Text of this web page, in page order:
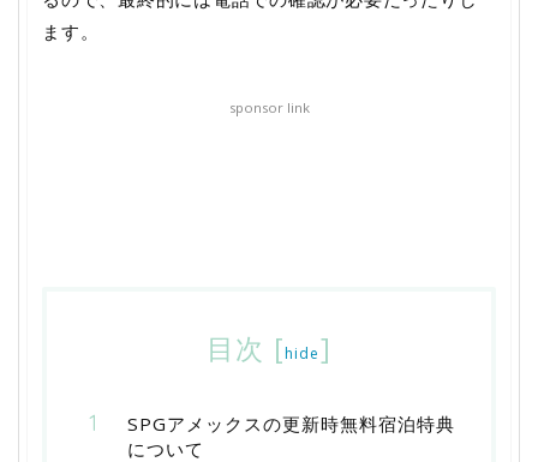
ます。
sponsor link
目次 [hide]
SPGアメックスの更新時無料宿泊特典
について